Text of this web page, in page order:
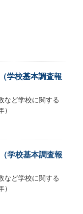
学校基本調査報
など学校に関する
学校基本調査報
など学校に関する